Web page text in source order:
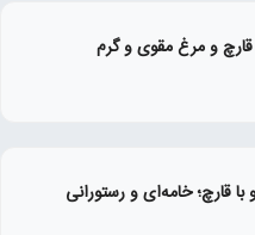
و مرغ مقوی و گرم
قارچ؛ خامه‌ای و رستورانی